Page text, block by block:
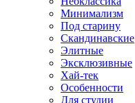
Минимализм
Под старину
Скандинавские
Элитные
Эксклюзивные
Хай-тек
Особенности
Для студии